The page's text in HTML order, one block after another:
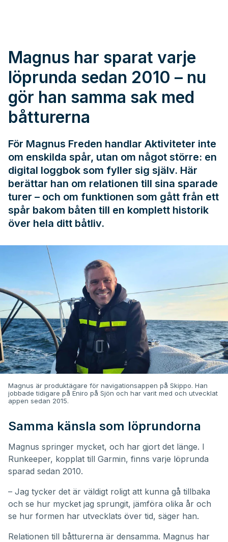
Magnus har sparat varje
löprunda sedan 2010 – nu
gör han samma sak med
båtturerna
För Magnus Freden handlar Aktiviteter inte
om enskilda spår, utan om något större: en
digital loggbok som fyller sig själv. Här
berättar han om relationen till sina sparade
turer – och om funktionen som gått från ett
spår bakom båten till en komplett historik
över hela ditt båtliv.
Magnus är produktägare för navigationsappen på Skippo. Han
jobbade tidigare på Eniro på Sjön och har varit med och utvecklat
appen sedan 2015.
Samma känsla som löprundorna
Magnus springer mycket, och har gjort det länge. I
Runkeeper, kopplat till Garmin, finns varje löprunda
sparad sedan 2010.
– Jag tycker det är väldigt roligt att kunna gå tillbaka
och se hur mycket jag sprungit, jämföra olika år och
se hur formen har utvecklats över tid, säger han.
Relationen till båtturerna är densamma. Magnus har